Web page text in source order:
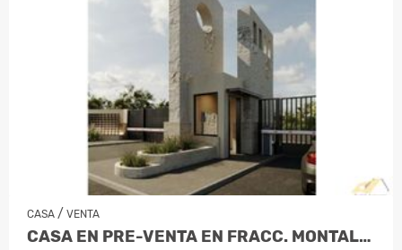
CASA / VENTA
CASA EN PRE-VENTA EN FRACC. MONTALIA…